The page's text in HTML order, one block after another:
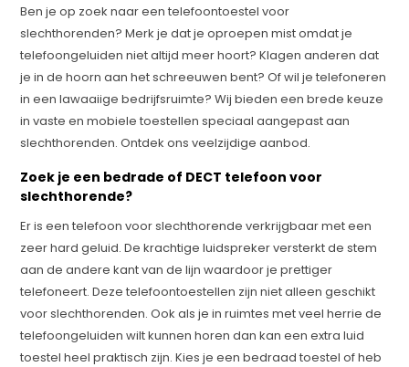
Ben je op zoek naar een telefoontoestel voor
slechthorenden? Merk je dat je oproepen mist omdat je
telefoongeluiden niet altijd meer hoort? Klagen anderen dat
je in de hoorn aan het schreeuwen bent? Of wil je telefoneren
in een lawaaiige bedrijfsruimte? Wij bieden een brede keuze
in vaste en mobiele toestellen speciaal aangepast aan
slechthorenden. Ontdek ons veelzijdige aanbod.
Zoek je een bedrade of DECT telefoon voor
slechthorende?
Er is een telefoon voor slechthorende verkrijgbaar met een
zeer hard geluid. De krachtige luidspreker versterkt de stem
aan de andere kant van de lijn waardoor je prettiger
telefoneert. Deze telefoontoestellen zijn niet alleen geschikt
voor slechthorenden. Ook als je in ruimtes met veel herrie de
telefoongeluiden wilt kunnen horen dan kan een extra luid
toestel heel praktisch zijn. Kies je een bedraad toestel of heb